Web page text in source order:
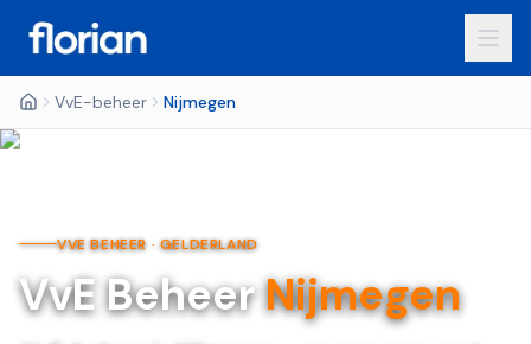
VvE-beheer Nijmegen
VVE BEHEER ·GELDERLAND
VvE BeheerNijmegen